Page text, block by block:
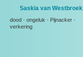
Saskia van Westbroek
dood - ongeluk - Pijnacker -
verkering